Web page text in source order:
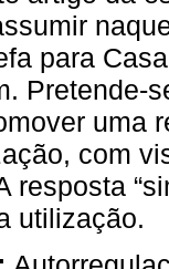
para
Pretende-
uma
com
resposta
utilização.